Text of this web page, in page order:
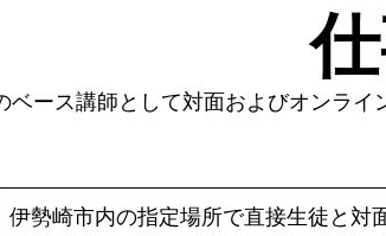
ベース講師として対面およびオンラ
伊勢崎市内の指定場所で直接生徒と対